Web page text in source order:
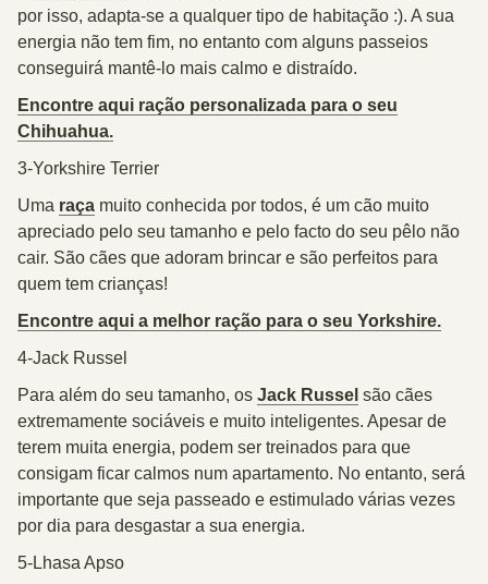
por isso, adapta-se a qualquer tipo de habitação :). A sua
energia não tem fim, no entanto com alguns passeios
conseguirá mantê-lo mais calmo e distraído.
Encontre aqui ração personalizada para o seu
Chihuahua.
3-Yorkshire Terrier
Uma raça muito conhecida por todos, é um cão muito
apreciado pelo seu tamanho e pelo facto do seu pêlo não
cair. São cães que adoram brincar e são perfeitos para
quem tem crianças!
Encontre aqui a melhor ração para o seu Yorkshire.
4-Jack Russel
Para além do seu tamanho, os Jack Russel são cães
extremamente sociáveis e muito inteligentes. Apesar de
terem muita energia, podem ser treinados para que
consigam ficar calmos num apartamento. No entanto, será
importante que seja passeado e estimulado várias vezes
por dia para desgastar a sua energia.
5-Lhasa Apso